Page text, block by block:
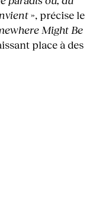
», précise le
Might Be
place à des